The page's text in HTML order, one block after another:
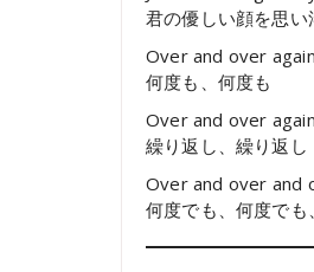
君の優しい顔を思
Over and over again
何度も、何度も
Over and over
繰り返し、繰り返し
Over and over and
何度でも、何度でも